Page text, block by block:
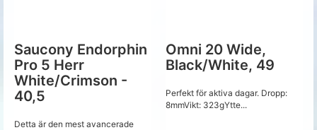
Saucony Endorphin
Pro 5 Herr
White/Crimson -
40,5
Detta är den mest avancerade
Omni 20 Wide,
Black/White, 49
Perfekt för aktiva dagar. Dropp:
8mmVikt: 323gYtte...